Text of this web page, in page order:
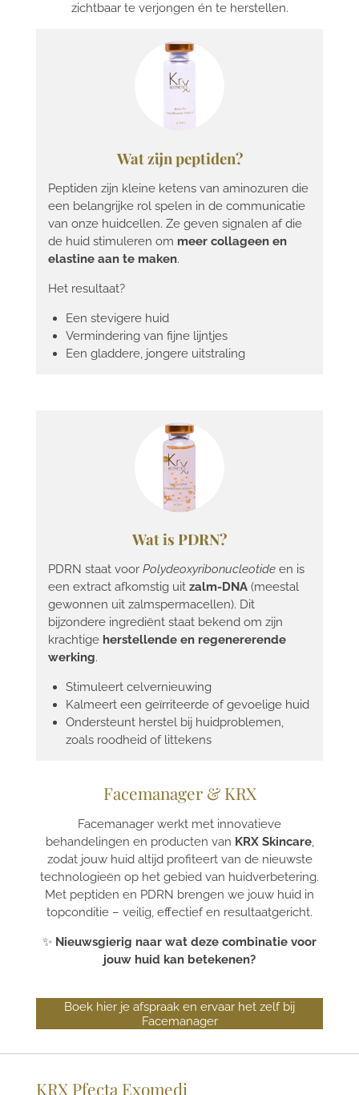
zichtbaar te verjongen én te herstellen.
Wat zijn peptiden?
Peptiden zijn kleine ketens van aminozuren die
een belangrijke rol spelen in de communicatie
van onze huidcellen. Ze geven signalen af die
de huid stimuleren om meer collageen en
elastine aan te maken.
Het resultaat?
Een stevigere huid
Vermindering van fijne lijntjes
Een gladdere, jongere uitstraling
Wat is PDRN?
PDRN staat voor Polydeoxyribonucleotideen is
een extract afkomstig uit zalm-DNA (meestal
gewonnen uit zalmspermacellen). Dit
bijzondere ingrediënt staat bekend om zijn
krachtige herstellende en regenererende
werking.
Stimuleert celvernieuwing
Kalmeert een geïrriteerde of gevoelige huid
Ondersteunt herstel bij huidproblemen,
zoals roodheid of littekens
Facemanager & KRX
Facemanager werkt met innovatieve
behandelingen en producten van KRX Skincare,
zodat jouw huid altijd profiteert van de nieuwste
technologieën op het gebied van huidverbetering.
Met peptiden en PDRN brengen we jouw huid in
topconditie – veilig, effectief en resultaatgericht.
✨ Nieuwsgierig naar wat deze combinatie voor
jouw huid kan betekenen?
Boek hier je afspraak en ervaar het zelf bij
Facemanager
KRX Pfecta Exomedi